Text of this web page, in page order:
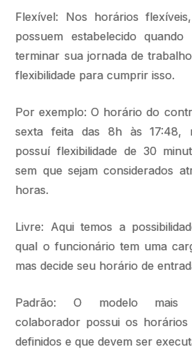
Flexível: Nos horários
possuem estabelecido
terminar sua jornada de
flexibilidade para cumprir isso.
Por exemplo: O horário do
sexta feita das 8h às 17:48,
possuí flexibilidade de 30
sem que sejam considerados
horas.
Livre: Aqui temos a
qual o funcionário tem uma
mas decide seu horário de
Padrão: O modelo mais
colaborador possui os
definidos e que devem ser